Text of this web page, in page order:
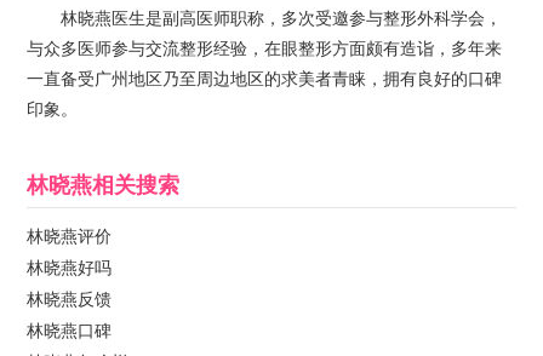
林晓燕医生是副高医师职称，多次受邀参与整形外科学会，
与众多医师参与交流整形经验，在眼整形方面颇有造诣，多年来
一直备受广州地区乃至周边地区的求美者青睐，拥有良好的口碑
印象。
林晓燕相关搜索
林晓燕评价
林晓燕好吗
林晓燕反馈
林晓燕口碑